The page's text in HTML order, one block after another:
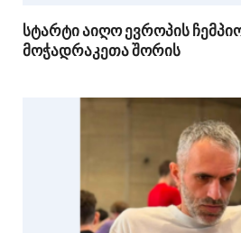
სტარტი აიღო ევროპის
მოჭადრაკეთა შორის